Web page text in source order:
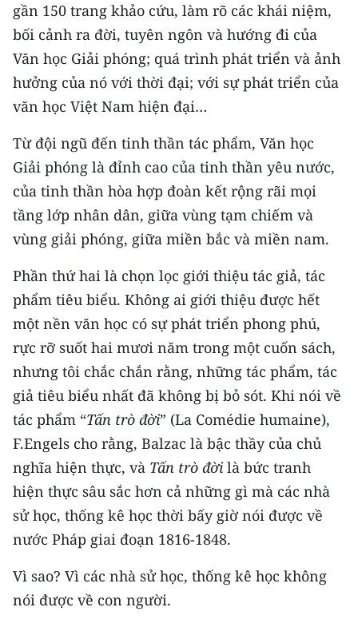
gần 150 trang khảo cứu, làm rõ các khái niệm,
bối cảnh ra đời, tuyên ngôn và hướng đi của
Văn học Giải phóng; quá trình phát triển và ảnh
hưởng của nó với thời đại; với sự phát triển của
văn học Việt Nam hiện đại…
Từ đội ngũ đến tinh thần tác phẩm, Văn học
Giải phóng là đỉnh cao của tinh thần yêu nước,
của tinh thần hòa hợp đoàn kết rộng rãi mọi
tầng lớp nhân dân, giữa vùng tạm chiếm và
vùng giải phóng, giữa miền bắc và miền nam.
Phần thứ hai là chọn lọc giới thiệu tác giả, tác
phẩm tiêu biểu. Không ai giới thiệu được hết
một nền văn học có sự phát triển phong phú,
rực rỡ suốt hai mươi năm trong một cuốn sách,
nhưng tôi chắc chắn rằng, những tác phẩm, tác
giả tiêu biểu nhất đã không bị bỏ sót. Khi nói về
tác phẩm “Tấn trò đời” (La Comédie humaine),
F.Engels cho rằng, Balzac là bậc thầy của chủ
nghĩa hiện thực, và Tấn trò đời là bức tranh
hiện thực sâu sắc hơn cả những gì mà các nhà
sử học, thống kê học thời bấy giờ nói được về
nước Pháp giai đoạn 1816-1848.
Vì sao? Vì các nhà sử học, thống kê học không
nói được về con người.